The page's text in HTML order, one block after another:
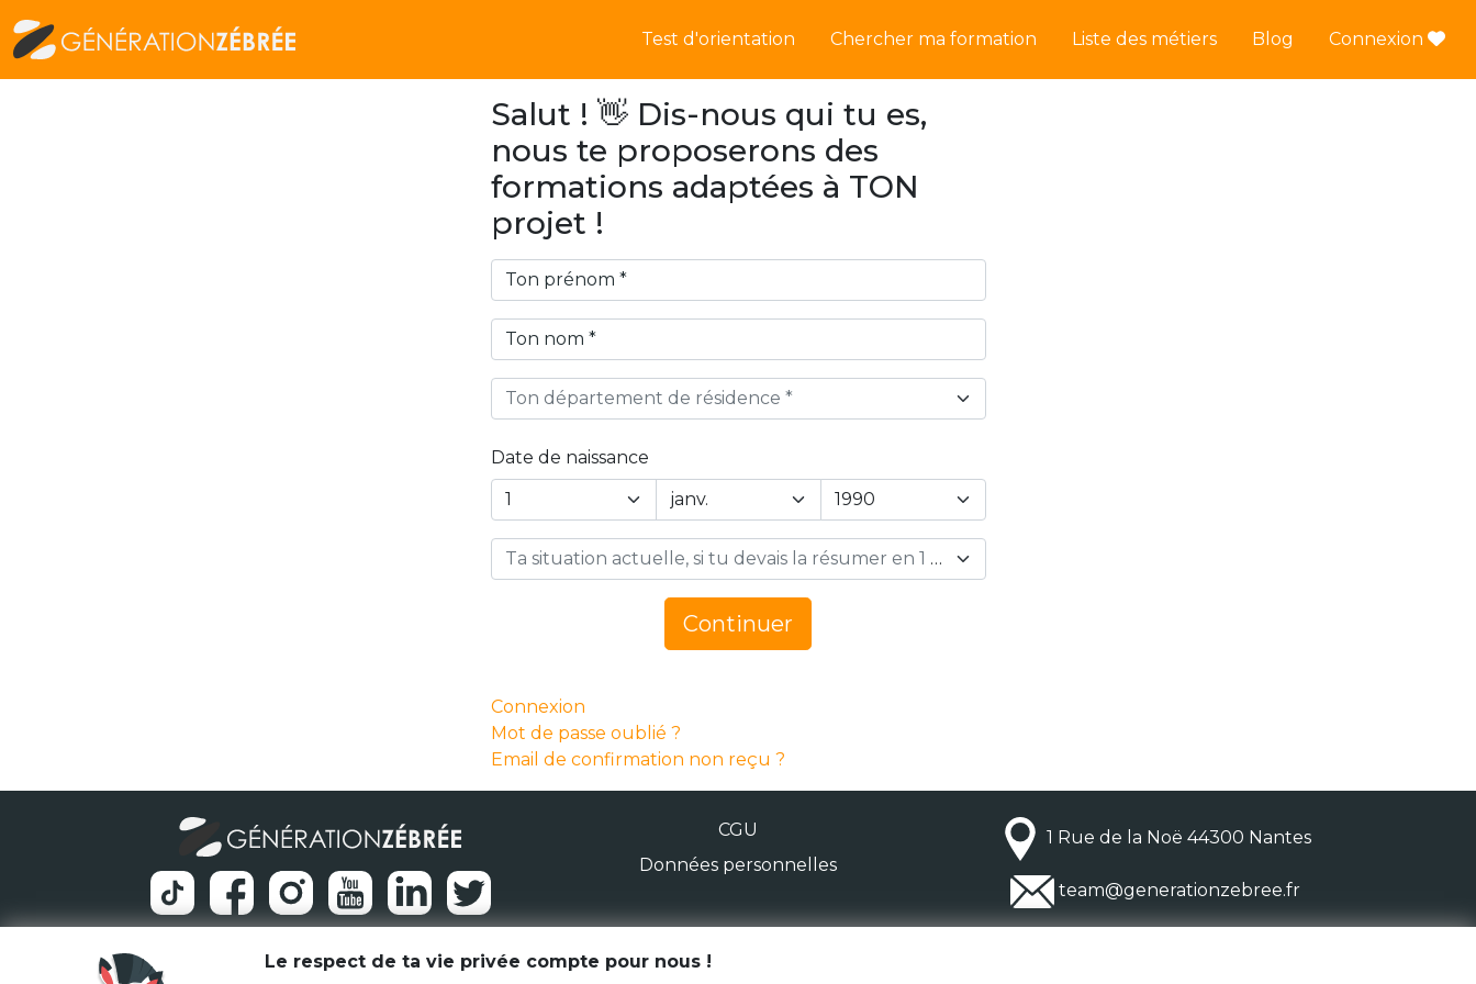
Test d'orientation Chercher ma formation Liste des métiers Blog Connexion
Salut ! 👋 Dis-nous qui tu es,
nous te proposerons des
formations adaptées à TON
projet !
Ton département de résidence *
Date de naissance
Year
Ta situation actuelle, si tu devais la résumer en 1 mot… *
Continuer
Connexion
Mot de passe oublié ?
Email de confirmation non reçu ?
CGU
Données personnelles
1 Rue de la Noë 44300 Nantes
team@generationzebree.fr
© Génération Zébrée 2026
Le respect de ta vie privée compte pour nous !